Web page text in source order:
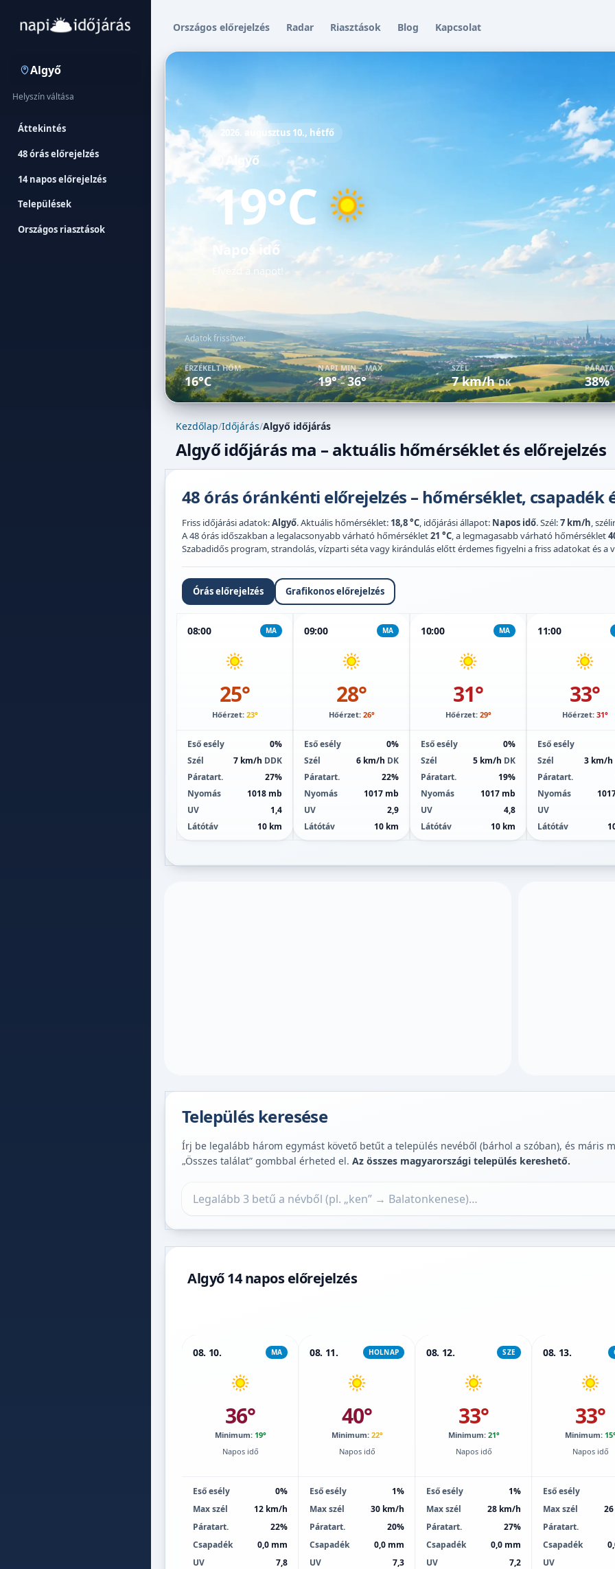
Algyő
Helyszín váltása
Áttekintés
48 órás előrejelzés
14 napos előrejelzés
Települések
Országos riasztások
Országos előrejelzés Radar Riasztások Blog Kapcsolat
2026. augusztus 10., hétfő
Algyő
19°C
Napos idő
Élvezd a napot!
Adatok frissítve:
ÉRZÉKELT HŐM.
16°C
NAPI MIN – MAX
19° –36°
SZÉL
7 km/hDK 38%
Kezdőlap/Időjárás/Algyő időjárás
Algyő időjárás ma – aktuális hőmérséklet és előrejelzés
48 órás óránkénti előrejelzés – hőmérséklet, csapadék
Friss időjárási adatok:Algyő. Aktuális hőmérséklet: 18,8 °C, időjárási állapot: Napos idő. Szél:7 km/h,
A 48 órás időszakban a legalacsonyabb várható hőmérséklet21 °C, a legmagasabb várható hőmérséklet
Szabadidős program, strandolás, vízparti séta vagy kirándulás előtt érdemes figyelni a friss adatokat és a
Órás előrejelzés Grafikonos előrejelzés
08:00 MA
25°
Hőérzet: 23°
Eső esély
0%
Szél
7 km/h DDK
Páratart.
27%
Nyomás
1018 mb
UV
1,4
Látótáv
10 km
09:00 MA
28°
Hőérzet: 26°
Eső esély
0%
Szél
6 km/h DK
Páratart.
22%
Nyomás
1017 mb
UV
2,9
Látótáv
10 km
10:00 MA
31°
Hőérzet: 29°
Eső esély
0%
Szél
5 km/h DK
Páratart.
19%
Nyomás
1017 mb
UV
4,8
Látótáv
10 km
11:00
33°
Hőérzet: 31°
Eső esély
Szél
3 km/h
Páratart.
Nyomás
UV
Látótáv
Település keresése
Írj be legalább három egymást követő betűt a település nevéből (bárhol a szóban), és máris
„Összes találat” gombbal érheted el. Az összes magyarországi település kereshető.
Algyő 14 napos előrejelzés
08. 10. MA
36°
Minimum: 19°
Napos idő
Eső esély
0%
Max szél
12 km/h
Páratart.
22%
Csapadék
0,0 mm
UV
7,8
08. 11. HOLNAP
40°
Minimum: 22°
Napos idő
Eső esély
1%
Max szél
30 km/h
Páratart.
20%
Csapadék
0,0 mm
UV
7,3
08. 12. SZE
33°
Minimum: 21°
Napos idő
Eső esély
1%
Max szél
28 km/h
Páratart.
27%
Csapadék
0,0 mm
UV
7,2
08. 13.
33°
Minimum:
Napos idő
Eső esély
Max szél
Páratart.
Csapadék
UV